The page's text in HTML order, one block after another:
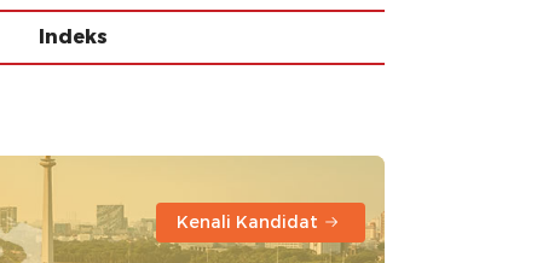
Indeks
Kenali Kandidat